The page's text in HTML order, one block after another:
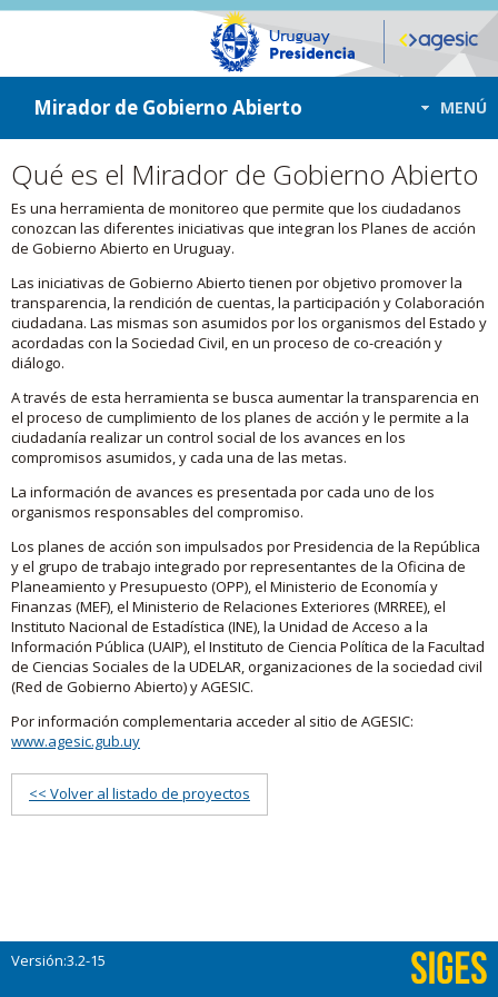
ir a contenido
ir al menú
Mirador de Gobierno Abierto MENÚ
Qué es el Mirador de Gobierno Abierto
Es una herramienta de monitoreo que permite que los ciudadanos
conozcan las diferentes iniciativas que integran los Planes de acción
de Gobierno Abierto en Uruguay.
Las iniciativas de Gobierno Abierto tienen por objetivo promover la
transparencia, la rendición de cuentas, la participación y Colaboración
ciudadana. Las mismas son asumidos por los organismos del Estado y
acordadas con la Sociedad Civil, en un proceso de co-creación y
diálogo.
A través de esta herramienta se busca aumentar la transparencia en
el proceso de cumplimiento de los planes de acción y le permite a la
ciudadanía realizar un control social de los avances en los
compromisos asumidos, y cada una de las metas.
La información de avances es presentada por cada uno de los
organismos responsables del compromiso.
Los planes de acción son impulsados por Presidencia de la República
y el grupo de trabajo integrado por representantes de la Oficina de
Planeamiento y Presupuesto (OPP), el Ministerio de Economía y
Finanzas (MEF), el Ministerio de Relaciones Exteriores (MRREE), el
Instituto Nacional de Estadística (INE), la Unidad de Acceso a la
Información Pública (UAIP), el Instituto de Ciencia Política de la Facultad
de Ciencias Sociales de la UDELAR, organizaciones de la sociedad civil
(Red de Gobierno Abierto) y AGESIC.
Por información complementaria acceder al sitio de AGESIC:
www.agesic.gub.uy
<< Volver al listado de proyectos
Versión:3.2-15